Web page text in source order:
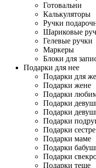
Готовальни
Калькуляторы
Ручки
Шариковые
Гелевые ручки
Маркеры
Блоки для
Подарки для нее
Подарки для
Подарки жене
Подарки
Подарки
Подарки
Подарки
Подарки сестре
Подарки маме
Подарки
Подарки
Подарки теще